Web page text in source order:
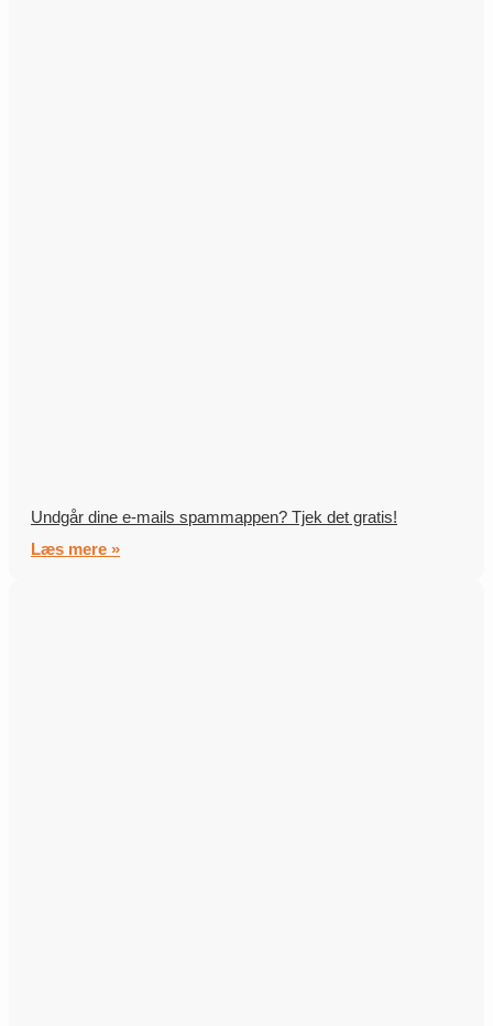
Undgår dine e-mails spammappen? Tjek det gratis!
Læs mere »